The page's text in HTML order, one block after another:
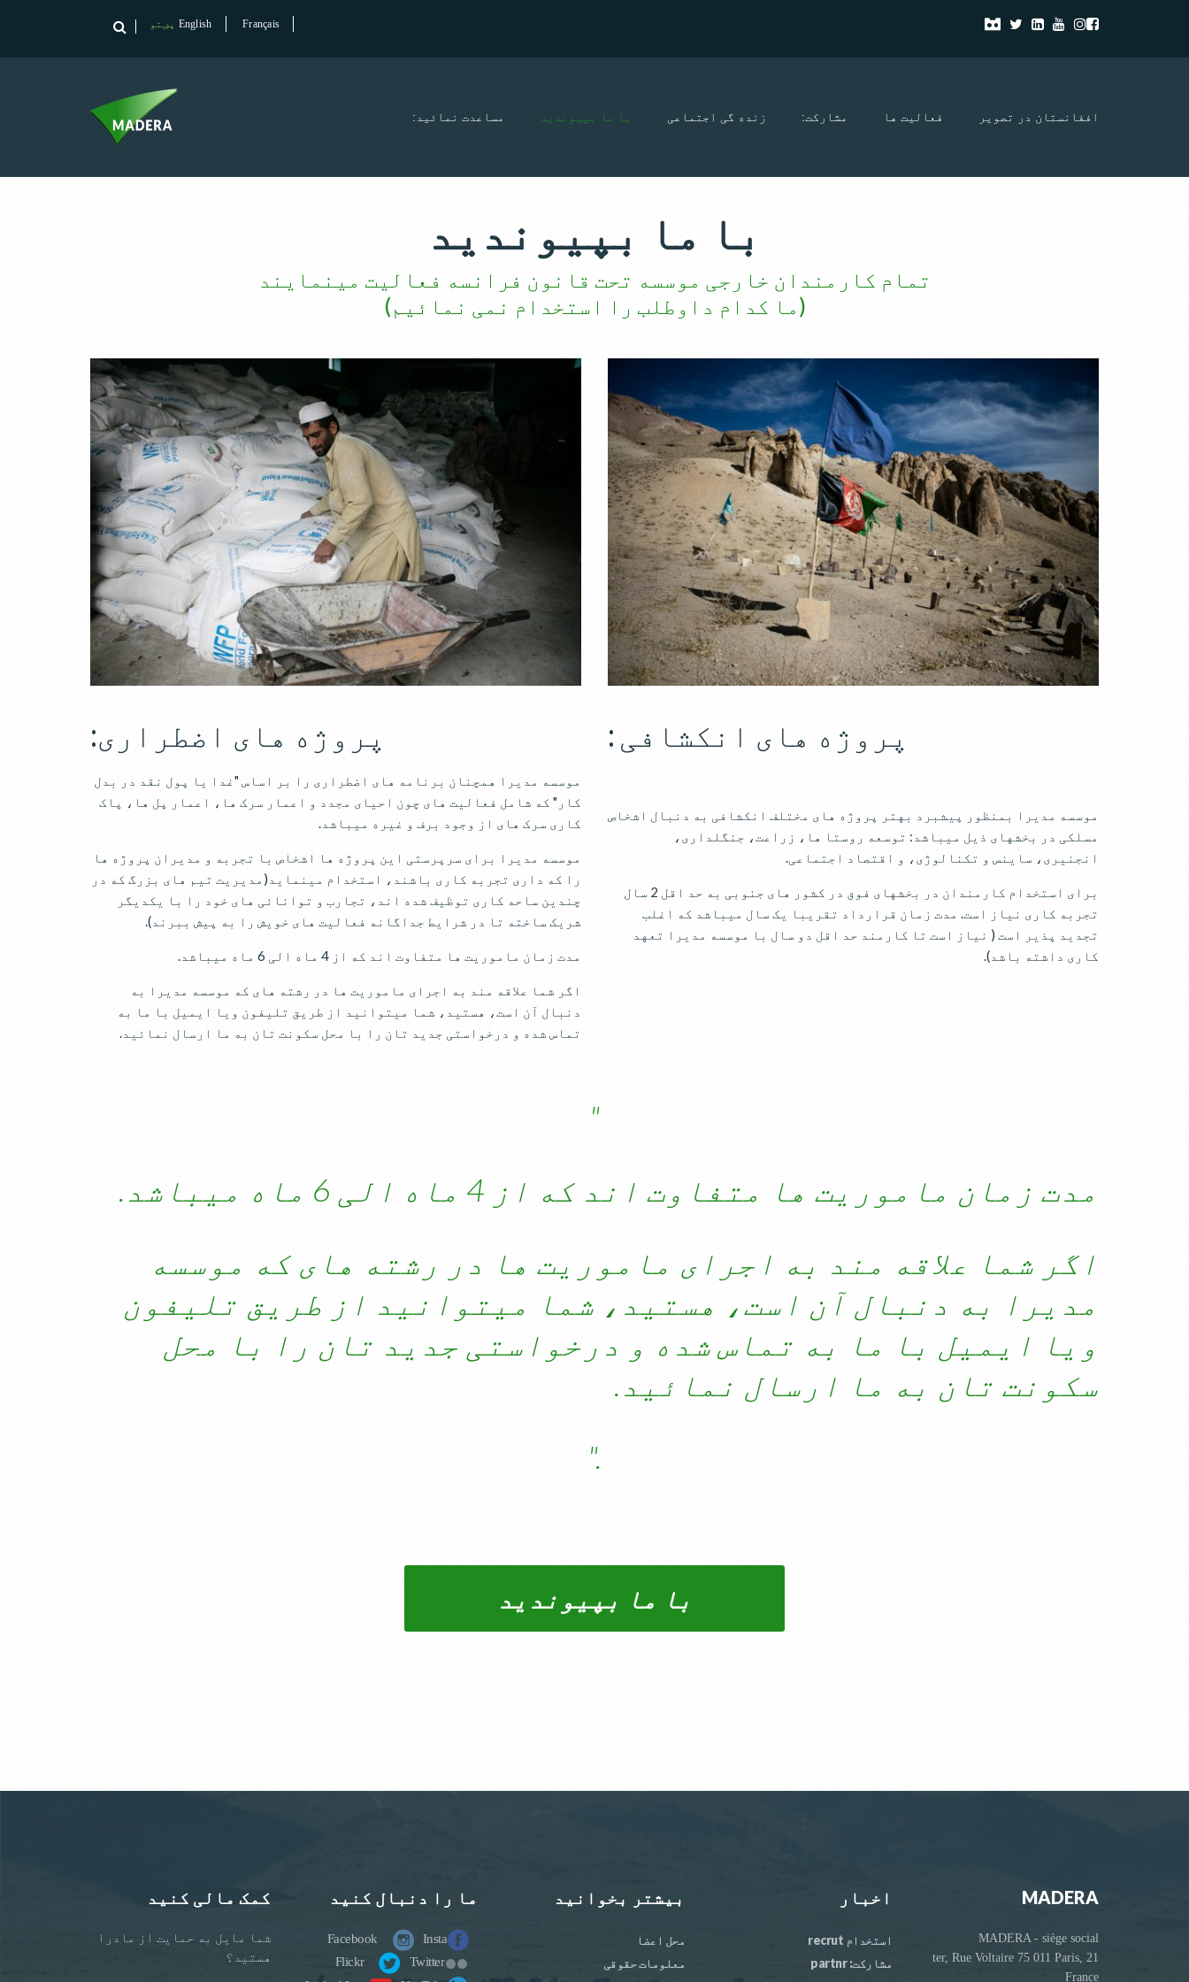
Français
English پښتو
اففانستان در تصویر فعالیت ها مشارکت: زنده گی اجتماعی با ما بپیوندید مساعدت نمائید:
با ما بپیوندید
تمام کارمندان خارجی موسسه تحت قانون فرانسه فعالیت مینمایند
(ما کدام داوطلب را استخدام نمی نمائیم)
پروژه های انکشافی :
موسسه مدیرا بمنظور پیشبرد بهتر پروژه های مختلف انکشافی به دنبال اشخاص
مسلکی در بخشهای ذیل میباشد: توسعه روستا ها، زراعت، جنگلداری،
انجنیری، ساینس و تکنالوژی، و اقتصاد اجتماعی.
برای استخدام کارمندان در بخشهای فوق در کشور های جنوبی به حد اقل 2 سال
تجربه کاری نیاز است. مدت زمان قرارداد تقریبا یک سال میباشد که اغلب
تجدید پذیر است ( نیاز است تا کارمند حد اقل دو سال با موسسه مدیرا تعهد
کاری داشته باشد).
پروژه های اضطراری:
موسسه مدیرا همچنان برنامه های اضطراری را بر اساس "غدا یا پول نقد در بدل
کار" که شامل فعالیت های چون احیای مجدد و اعمار سرک ها، اعمار پل ها، پاک
کاری سرک های از وجود برف و غیره میباشد.
موسسه مدیرا برای سرپرستی این پروژه ها اشخاص با تجربه و مدیران پروژه ها
را که داری تجربه کاری باشند، استخدام مینماید(مدیریت تیم های بزرگ که در
چندین ساحه کاری توظیف شده اند، تجارب و توانائی های خود را با یکدیگر
شریک ساخته تا در شرایط جداگانه فعالیت های خویش را به پیش ببرند).
مدت زمان ماموریت ها متفاوت اند که از 4 ماه الی 6 ماه میباشد.
اگر شما علاقه مند به اجرای ماموریت ها در رشته های که موسسه مدیرا به
دنبال آن است، هستید، شما میتوانید از طریق تلیفون ویا ایمیل با ما به
تماس شده و درخواستی جدید تان را با محل سکونت تان به ما ارسال نمائید.
"
مدت زمان ماموریت ها متفاوت اند که از 4 ماه الی 6 ماه میباشد.
اگر شما علاقه مند به اجرای ماموریت ها در رشته های که موسسه
مدیرا به دنبال آن است، هستید، شما میتوانید از طریق تلیفون
ویا ایمیل با ما به تماس شده و درخواستی جدید تان را با محل
سکونت تان به ما ارسال نمائید.
."
با ما بپیوندید
MADERA
MADERA - siège social
21 ter, Rue Voltaire 75 011 Paris,
France
اخبار
استخدام recrut
مشارکت: partnr
بیشتر بخوانید
محل اعضا
معلومات حقوقی
ما را دنبال کنید
Facebook
Insta
Flickr
Twitter
کمک مالی کنید
شما مایل به حمایت از مادرا
هستید؟